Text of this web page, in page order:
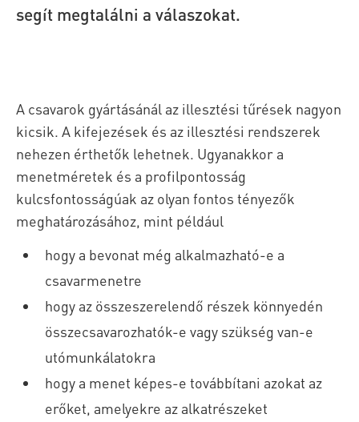
segít megtalálni a válaszokat.
A csavarok gyártásánál az illesztési tűrések nagyon
kicsik. A kifejezések és az illesztési rendszerek
nehezen érthetők lehetnek. Ugyanakkor a
menetméretek és a profilpontosság
kulcsfontosságúak az olyan fontos tényezők
meghatározásához, mint például
hogy a bevonat még alkalmazható-e a
csavarmenetre
hogy az összeszerelendő részek könnyedén
összecsavarozhatók-e vagy szükség van-e
utómunkálatokra
hogy a menet képes-e továbbítani azokat az
erőket, amelyekre az alkatrészeket